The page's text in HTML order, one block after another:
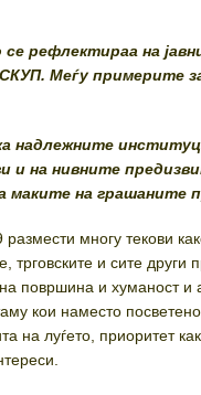
рефлектираа на
Меѓу примерите
надлежните
и на нивните
маките на грашаните
многу текови
трговските и сите
површина и хуманост и
кои наместо
на луѓето, приоритет